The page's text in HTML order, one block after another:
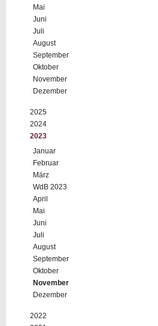
Mai
Juni
Juli
August
September
Oktober
November
Dezember
2025
2024
2023
Januar
Februar
März
WdB 2023
April
Mai
Juni
Juli
August
September
Oktober
November
Dezember
2022